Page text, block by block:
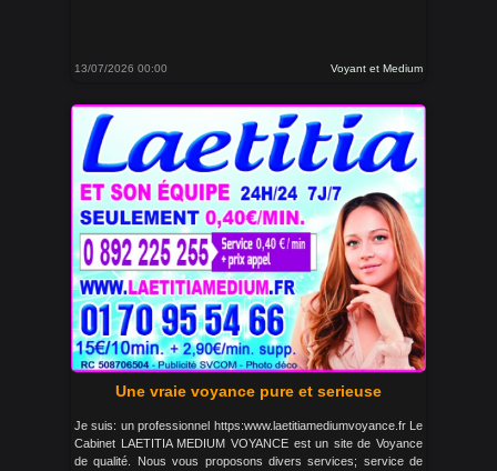
13/07/2026 00:00 Voyant et Medium
Une vraie voyance pure et serieuse
Je suis: un professionnel https:www.laetitiamediumvoyance.fr Le
Cabinet LAETITIA MEDIUM VOYANCE est un site de Voyance
de qualité. Nous vous proposons divers services; service de